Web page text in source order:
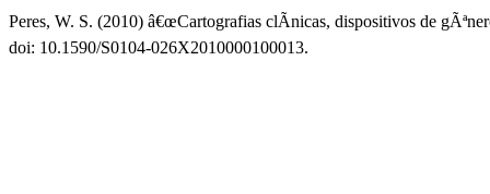
Peres, W. S. (2010) â€œCartografias clÃ­nicas, dispositivos de
doi: 10.1590/S0104-026X2010000100013.